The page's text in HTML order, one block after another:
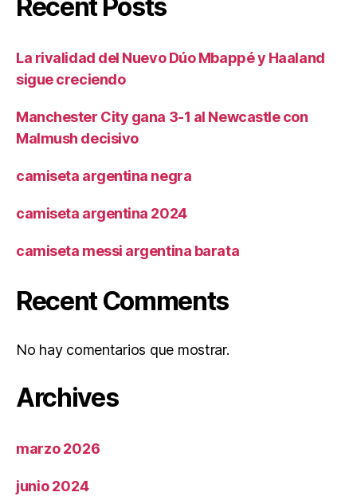
Recent Posts
La rivalidad del Nuevo Dúo Mbappé y Haaland
sigue creciendo
Manchester City gana 3-1 al Newcastle con
Malmush decisivo
camiseta argentina negra
camiseta argentina 2024
camiseta messi argentina barata
Recent Comments
No hay comentarios que mostrar.
Archives
marzo 2026
junio 2024